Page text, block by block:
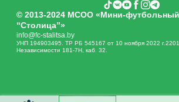
© 2013-2024 МСОО «Мини-
“Столица”»
info@fc-stalitsa.by
УНП 194903495. ТР РБ 545167 от 10 ноября 2022
Независимости 181-7Н, каб. 32.